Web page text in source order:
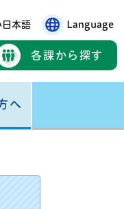
日本語 Language
各課から探す
へ